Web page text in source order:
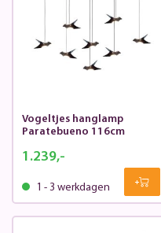
Vogeltjes hanglamp
Paratebueno 116cm
1.239,-
1 - 3 werkdagen